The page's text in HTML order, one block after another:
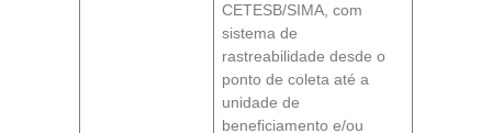
CETESB/SIMA, com
sistema de
rastreabilidade desde o
ponto de coleta até a
unidade de
beneficiamento e/ou